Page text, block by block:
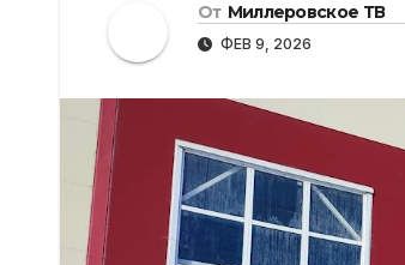
От Миллеровское ТВ
ФЕВ 9, 2026